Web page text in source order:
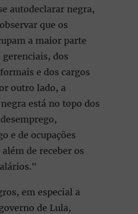
autodeclarar negra,
que os
a maior parte
gerenciais, dos
e dos cargos
outro lado, a
está no topo dos
e de ocupações
de receber os
em especial a
de Lula,